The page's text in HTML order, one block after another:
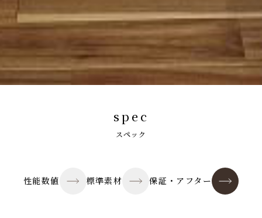
spec
スペック
性能数値 標準素材 保証・アフター